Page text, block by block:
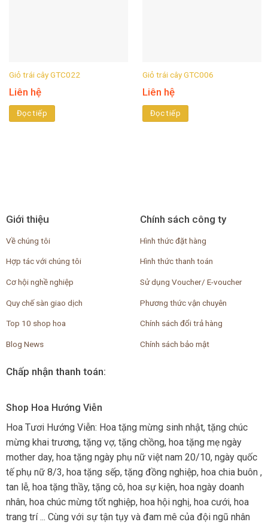
Giỏ trái cây GTC022
Liên hệ
Đọc tiếp
Giỏ trái cây GTC006
Liên hệ
Đọc tiếp
Giới thiệu
Về chúng tôi
Hợp tác với chúng tôi
Cơ hội nghề nghiệp
Quy chế sàn giao dịch
Top 10 shop hoa
Blog News
Chính sách công ty
Hình thức đặt hàng
Hình thức thanh toán
Sử dụng Voucher/ E-voucher
Phương thức vận chuyên
Chính sách đổi trả hàng
Chính sách bảo mật
Chấp nhận thanh toán:
Shop Hoa Hướng Viễn
Hoa Tươi Hướng Viễn: Hoa tặng mừng sinh nhật, tặng chúc
mừng khai trương, tặng vợ, tặng chồng, hoa tặng mẹ ngày
mother day, hoa tặng ngày phụ nữ việt nam 20/10, ngày quốc
tế phụ nữ 8/3, hoa tặng sếp, tặng đồng nghiệp, hoa chia buôn ,
tan lễ, hoa tặng thầy, tặng cô, hoa sự kiện, hoa ngày doanh
nhân, hoa chúc mừng tốt nghiệp, hoa hội nghị, hoa cưới, hoa
trang trí ... Cùng với sự tận tụy và đam mê của đội ngũ nhân